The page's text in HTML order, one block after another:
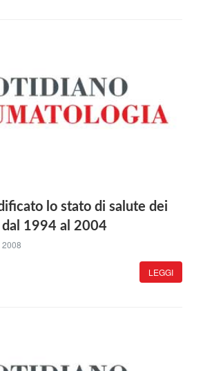
lo stato di salute dei
1994 al 2004
LEGGI